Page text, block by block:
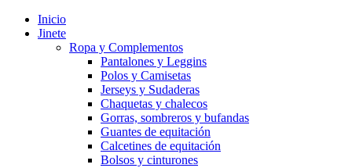
Inicio
Jinete
Ropa y Complementos
Pantalones y Leggins
Polos y Camisetas
Jerseys y Sudaderas
Chaquetas y chalecos
Gorras, sombreros y bufandas
Guantes de equitación
Calcetines de equitación
Bolsos y cinturones